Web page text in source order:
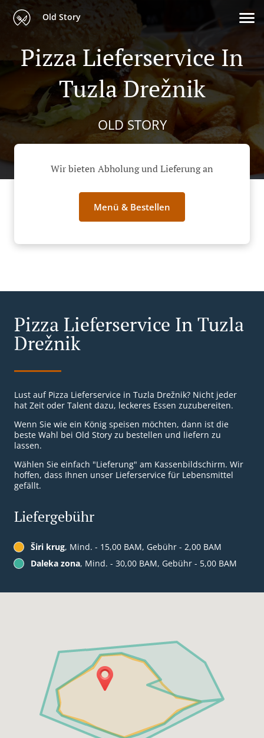
Old Story
Pizza Lieferservice In
Tuzla Drežnik
OLD STORY
Wir bieten Abholung und Lieferung an
Menü & Bestellen
Pizza Lieferservice In Tuzla
Drežnik
Lust auf Pizza Lieferservice in Tuzla Drežnik? Nicht jeder
hat Zeit oder Talent dazu, leckeres Essen zuzubereiten.
Wenn Sie wie ein König speisen möchten, dann ist die
beste Wahl bei Old Story zu bestellen und liefern zu
lassen.
Wählen Sie einfach "Lieferung" am Kassenbildschirm. Wir
hoffen, dass Ihnen unser Lieferservice für Lebensmittel
gefällt.
Liefergebühr
Širi krug, Mind. - 15,00 BAM, Gebühr - 2,00 BAM
Daleka zona, Mind. - 30,00 BAM, Gebühr - 5,00 BAM